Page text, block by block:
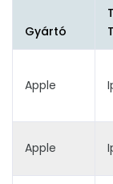
Gyártó
Apple
Apple